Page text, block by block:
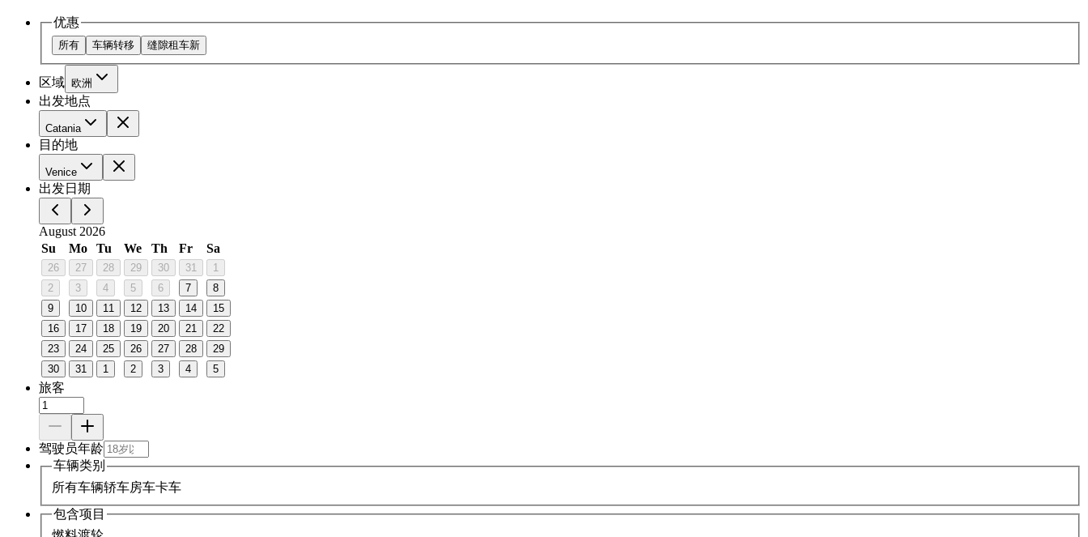
优惠
所有 车辆转移 缝隙租车新
区域 欧洲
出发地点
Catania
目的地
Venice
出发日期
August 2026
Su
Mo Tu We Th Fr Sa
26 27 28 29 30 31
1
2
3 4 5 6 7
8
9
10 11 12 13 14
15
16
17 18 19 20 21
22
23
24 25 26 27 28
29
30
31 1 2 3 4 5
旅客
驾驶员年龄
车辆类别
所有车辆轿车房车卡车
包含项目